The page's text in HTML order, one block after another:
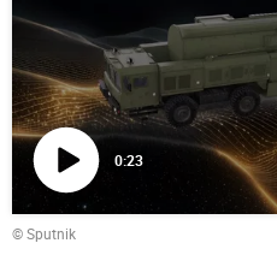
Phát
video
0:23
© Sputnik